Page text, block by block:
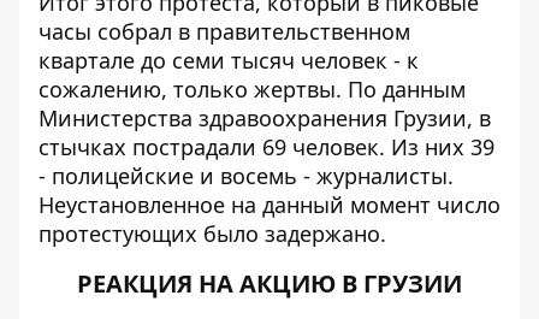
часы собрал в правительственном
квартале до семи тысяч человек - к
сожалению, только жертвы. По данным
Министерства здравоохранения Грузии, в
стычках пострадали 69 человек. Из них 39
- полицейские и восемь - журналисты.
Неустановленное на данный момент число
протестующих было задержано.
РЕАКЦИЯ НА АКЦИЮ В ГРУЗИИ